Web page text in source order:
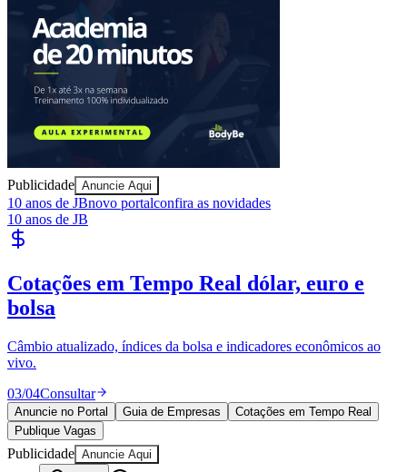
Vitória
Publicidade Anuncie Aqui
10 anos de JBnovo portalconfira as novidades
10 anos de JB
Cotações em Tempo Real dólar, euro e
bolsa
Câmbio atualizado, índices da bolsa e indicadores econômicos ao
vivo.
03/04Consultar
Anuncie no Portal Guia de Empresas
Cotações em Tempo Real
Publique Vagas
Publicidade Anuncie Aqui